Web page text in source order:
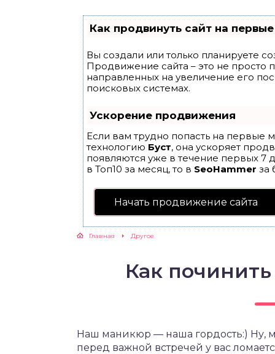
Как продвинуть сайт на
Вы создали или только планируете
Продвижение сайта – это не просто
направленных на увеличение его
поисковых системах.
Ускорение продвижения
Если вам трудно попасть на первые
технологию Буст, она ускоряет
появляются уже в течение первых 7
в Топ10 за месяц, то в SeoHammer за
Начать продвижение сайта
Главная Другое
Как
Наш маникюр — наша гордость:) Ну,
перед важной встречей у вас